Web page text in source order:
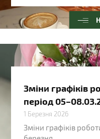
Зміни графіків
період
1 Березня 2026
Зміни графіків